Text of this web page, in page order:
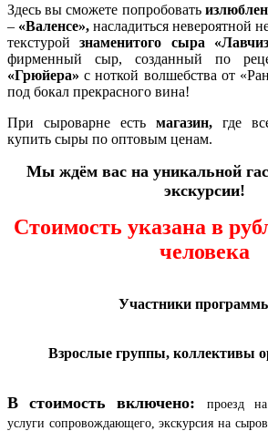
Здесь вы сможете попробовать
– «Валенсе», насладиться невероятной
текстуройзнаменитого сыра
фирменный сыр, созданный по
«Грюйера» с ноткой волшебства от
под бокал прекрасного вина!
При сыроварне есть магазин, где
купить сыры по оптовым ценам.
Мы ждём вас на уникальной
экскурсии!
Стоимость указана в
человека
Участники
Взрослые группы, коллективы
В стоимость включено:
проезд на
услуги сопровождающего,экскурсия на